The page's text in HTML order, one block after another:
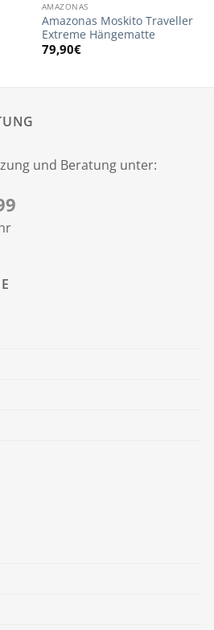
AMAZONAS
Amazonas Moskito Traveller
Extreme Hängematte
79,90€
und Beratung unter: